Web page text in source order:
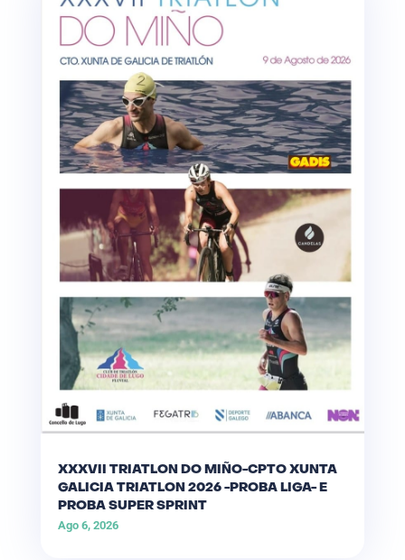
XXXVII TRIATLON DO MIÑO-CPTO XUNTA
GALICIA TRIATLON 2026 -PROBA LIGA- E
PROBA SUPER SPRINT
Ago 6, 2026